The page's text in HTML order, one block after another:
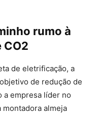
rumo à
CO2
de eletrificação, a
de redução de
a empresa líder no
almeja